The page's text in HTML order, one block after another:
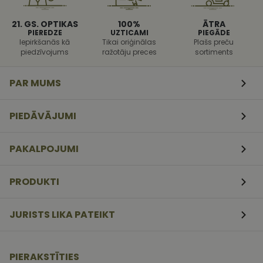
21. GS. OPTIKAS
PIEREDZE
Iepirkšanās kā
piedzīvojums
100%
UZTICAMI
Tikai oriģinālas
ražotāju preces
ĀTRA
PIEGĀDE
Plašs preču
sortiments
PAR MUMS
PIEDĀVĀJUMI
PAKALPOJUMI
PRODUKTI
JURISTS LIKA PATEIKT
PIERAKSTĪTIES
veida
veidlapām.
CookieScriptConsent
CookieScript
11
Šo sīkfailu
atcerētos
sīkfailu